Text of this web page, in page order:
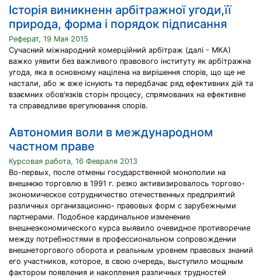
Історія виникненн арбітражної угоди,її
природа, форма і порядок підписання
Реферат, 19 Мая 2015
Сучасний міжнародний комерційний арбітраж (далі - МКА)
важко уявити без важливого правового інституту як арбітражна
угода, яка в основному націлена на вирішення спорів, що ще не
настали, або ж вже існують та передбачає ряд ефективних дій та
взаємних обов’язків сторін процесу, спрямованих на ефективне
та справедливе врегулювання спорів.
Автономия воли в международном
частном праве
Курсовая работа, 16 Февраля 2013
Во-первых, после отмены государственной монополии на
внешнюю торговлю в 1991 г. резко активизировалось торгово-
экономическое сотрудничество отечественных предприятий
различных организационно- правовых форм с зарубежными
партнерами. Подобное кардинальное изменение
внешнеэкономического курса выявило очевидное противоречие
между потребностями в профессиональном сопровождении
внешнеторгового оборота и реальным уровнем правовых знаний
его участников, которое, в свою очередь, выступило мощным
фактором появления и накопления различных трудностей